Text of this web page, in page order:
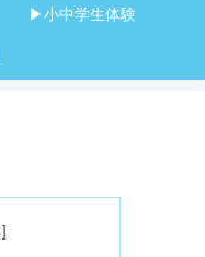
▶小中学生体験